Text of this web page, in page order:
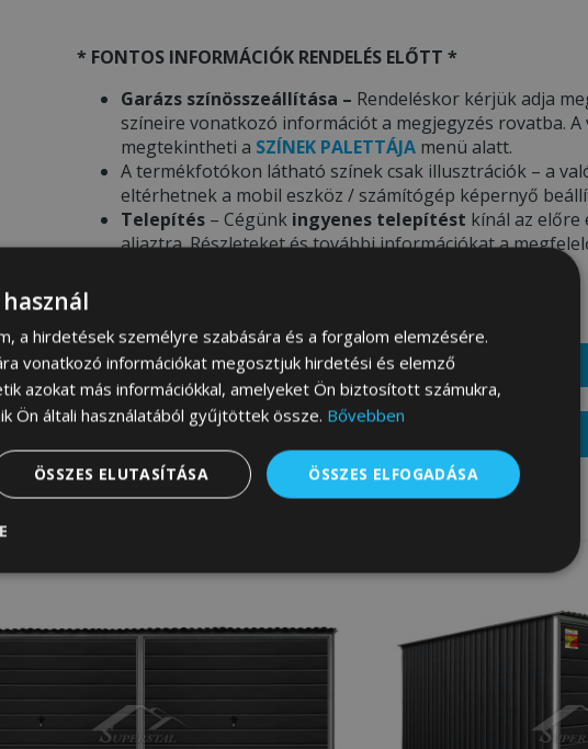
* FONTOS INFORMÁCIÓK RENDELÉS ELŐTT *
Garázs színösszeállítása – Rendeléskor kérjük adja
színeire vonatkozó információt a megjegyzés rovatba.
megtekintheti a SZÍNEK PALETTÁJA menü alatt.
A termékfotókon látható színek csak illusztrációk – a
eltérhetnek a mobil eszköz / számítógép képernyő
Telepítés – Cégünk ingyenes telepítést kínál az
aljaztra. Részleteket és további információkat a
Aktuális ár: 935800 Ft
a hirdetések személyre szabására és a forgalom elemzésére.
vonatkozó információkat megosztjuk hirdetési és elemző
azokat más információkkal, amelyeket Ön biztosított számukra,
Ön általi használatából gyűjtöttek össze. Bővebben
ÖSSZES ELFOGADÁSA
ÖSSZES ELUTASÍTÁSA
Célzás Funkcionalitás Besorolatlan